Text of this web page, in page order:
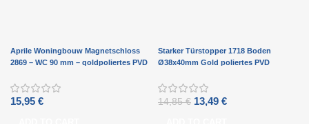
Aprile Woningbouw Magnetschloss
2869 – WC 90 mm – goldpoliertes PVD
15,95 €
Starker Türstopper 1718 Boden
Ø38x40mm Gold poliertes PVD
14,85€ 13,49 €